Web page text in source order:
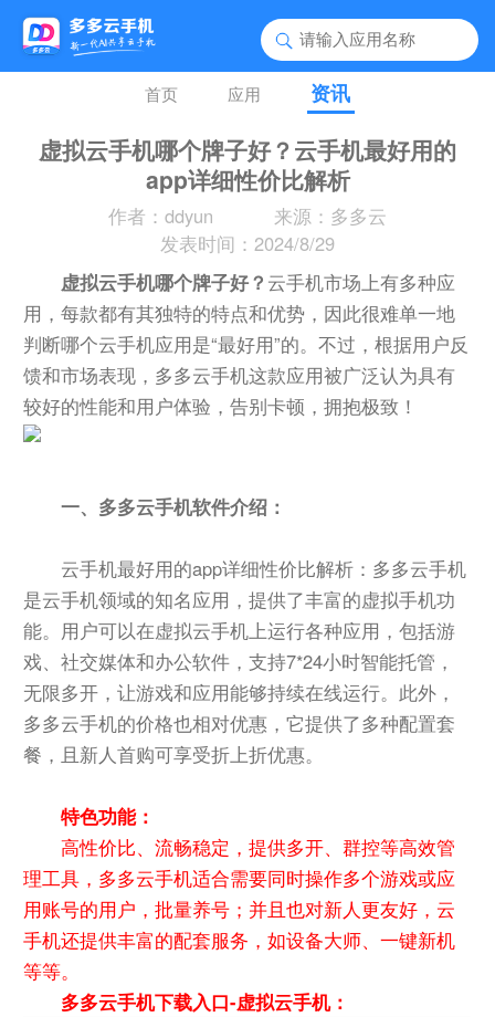
首页 应用 资讯
虚拟云手机哪个牌子好？云手机最好用的
app详细性价比解析
作者：ddyun
来源：多多云
发表时间：2024/8/29
虚拟云手机哪个牌子好？ 云手机市场上有多种应
用，每款都有其独特的特点和优势，因此很难单一地
判断哪个云手机应用是“最好用”的。不过，根据用户反
馈和市场表现，多多云手机这款应用被广泛认为具有
较好的性能和用户体验，告别卡顿，拥抱极致！
一、多多云手机软件介绍：
云手机最好用的app详细性价比解析：多多云手机
是云手机领域的知名应用，提供了丰富的虚拟手机功
能。用户可以在虚拟云手机上运行各种应用，包括游
戏、社交媒体和办公软件，支持7*24小时智能托管，
无限多开，让游戏和应用能够持续在线运行。此外，
多多云手机的价格也相对优惠，它提供了多种配置套
餐，且新人首购可享受折上折优惠。
特色功能：
高性价比、流畅稳定，提供多开、群控等高效管
理工具，多多云手机适合需要同时操作多个游戏或应
用账号的用户，批量养号；并且也对新人更友好，云
手机还提供丰富的配套服务，如设备大师、一键新机
等等。
多多云手机下载入口-虚拟云手机：